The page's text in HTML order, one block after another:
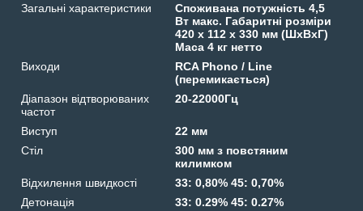
Загальні характеристики
Споживана потужність 4,5
Вт макс. Габаритні розміри
420 x 112 x 330 мм (ШхВхГ)
Маса 4 кг нетто
Виходи
RCA Phono / Line
(перемикається)
Діапазон відтворюваних
частот
20-22000Гц
Виступ
22 мм
Стіл
300 мм з повстяним
килимком
Відхилення швидкості
33: 0,80% 45: 0,70%
Детонація
33: 0.29% 45: 0.27%